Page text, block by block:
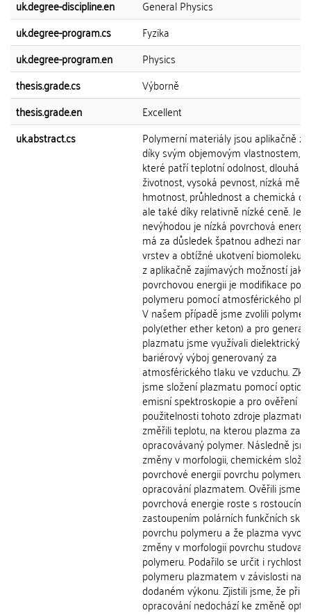
uk.degree-discipline.en
General Physics
uk.degree-program.cs
Fyzika
uk.degree-program.en
Physics
thesis.grade.cs
Výborně
thesis.grade.en
Excellent
uk.abstract.cs
Polymerní materiály jsou aplikačně
díky svým objemovým vlastnostem,
které patří teplotní odolnost, dlouhá
životnost, vysoká pevnost, nízká
hmotnost, průhlednost a chemická
ale také díky relativně nízké ceně.
nevýhodou je nízká povrchová
má za důsledek špatnou adhezi
vrstev a obtížné ukotvení biomolekul.
z aplikačně zajímavých možností jak
povrchovou energii je modifikace
polymeru pomocí atmosférického
V našem případě jsme zvolili polymer
poly(ether ether keton) a pro generaci
plazmatu jsme využívali dielektrický
bariérový výboj generovaný za
atmosférického tlaku ve vzduchu.
jsme složení plazmatu pomocí optické
emisní spektroskopie a pro ověření
použitelnosti tohoto zdroje plazmatu
změřili teplotu, na kterou plazma
opracovávaný polymer. Následně
změny v morfologii, chemickém
povrchové energii povrchu polymeru
opracování plazmatem. Ověřili jsme,
povrchová energie roste s rostoucím
zastoupením polárních funkčních
povrchu polymeru a že plazma
změny v morfologii povrchu
polymeru. Podařilo se určit i rychlost
polymeru plazmatem v závislosti na
dodaném výkonu. Zjistili jsme, že při
opracování nedochází ke změně